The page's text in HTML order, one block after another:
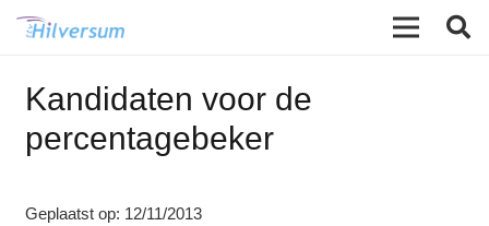
Kandidaten voor de
percentagebeker
Geplaatst op: 12/11/2013